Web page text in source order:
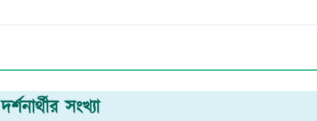
দর্শনার্থীর সংখ্যা